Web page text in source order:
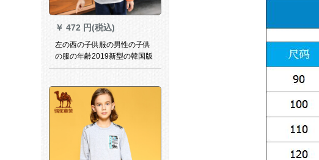
￥ 472 円(税込)
左の西の子供服の男性の子供
の服の年齢2019新型の韓国版
は頭の子供の長袖Tシャツの春
ードの身長の160 cmグルーを
かけます。